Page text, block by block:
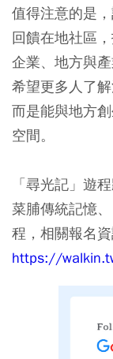
值得注意的是，
回饋在地社區
企業、地方與
希望更多人了
而是能與地方
空間。
「尋光記」遊
菜脯傳統記憶
程，相關報名
https://